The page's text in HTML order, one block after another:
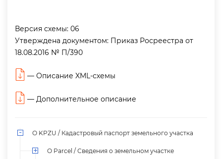
ерсия схемы: 06
Утверждена документом: Приказ Росреестра от
18.08.2016 № П/390
— Описание XML-схемы
— Дополнительное описание
О KPZU / Кадастровый паспорт земельного участка
О Parcel / Сведения о земельном участке